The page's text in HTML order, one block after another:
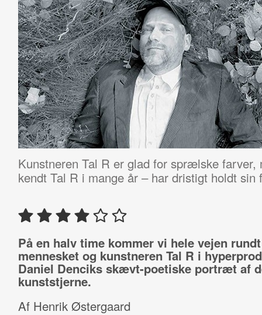
Kunstneren Tal R er glad for sprælske farver,
kendt Tal R i mange år – har dristigt holdt
På en halv time kommer vi hele vejen
mennesket og kunstneren Tal R i
Daniel Denciks skævt-poetiske portræt af
kunststjerne.
Af Henrik Østergaard